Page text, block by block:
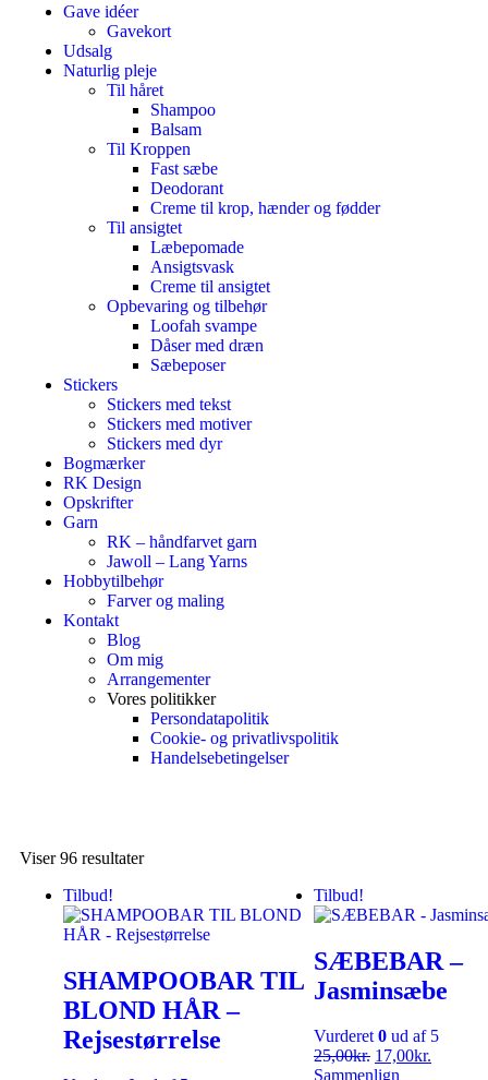
Gave idéer
Gavekort
Udsalg
Naturlig pleje
Til håret
Shampoo
Balsam
Til Kroppen
Fast sæbe
Deodorant
Creme til krop, hænder og fødder
Til ansigtet
Læbepomade
Ansigtsvask
Creme til ansigtet
Opbevaring og tilbehør
Loofah svampe
Dåser med dræn
Sæbeposer
Stickers
Stickers med tekst
Stickers med motiver
Stickers med dyr
Bogmærker
RK Design
Opskrifter
Garn
RK – håndfarvet garn
Jawoll – Lang Yarns
Hobbytilbehør
Farver og maling
Kontakt
Blog
Om mig
Arrangementer
Vores politikker
Persondatapolitik
Cookie- og privatlivspolitik
Handelsebetingelser
Viser 96 resultater
Tilbud!
SHAMPOOBAR TIL
BLOND HÅR –
Rejsestørrelse
Tilbud!
SÆBEBAR –
Jasminsæbe
Vurderet0 ud af 5
25,00kr. 17,00kr.
Sammenlign